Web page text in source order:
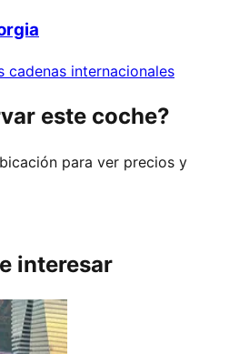
cadenas internacionales
este coche?
para ver precios y
interesar